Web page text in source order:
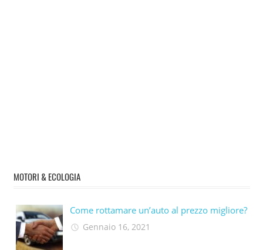
MOTORI & ECOLOGIA
Come rottamare un’auto al prezzo migliore?
Gennaio 16, 2021